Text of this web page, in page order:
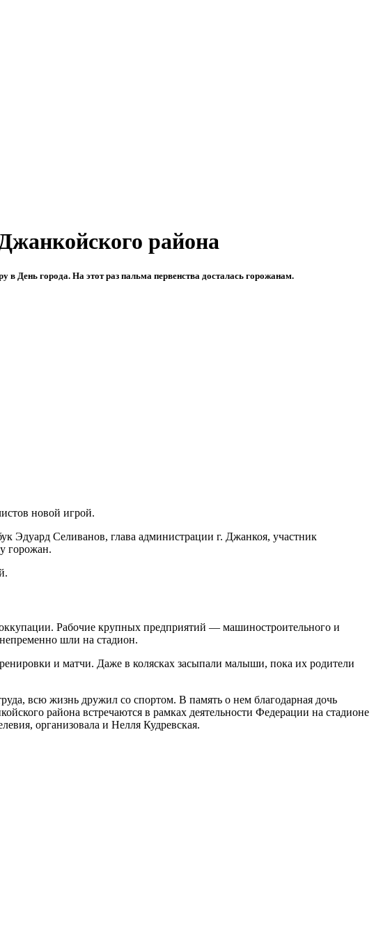
района
в День города. На этот раз пальма первенства досталась горожанам.
новой игрой.
Эдуард Селиванов, глава администрации г. Джанкоя, участник
горожан.
Рабочие крупных предприятий — машиностроительного и
шли на стадион.
и матчи. Даже в колясках засыпали малыши, пока их родители
всю жизнь дружил со спортом. В память о нем благодарная дочь
района встречаются в рамках деятельности Федерации на стадионе
организовала и Нелля Кудревская.